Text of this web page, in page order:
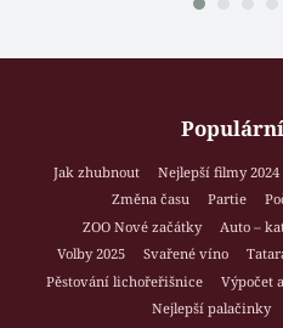
Jak zhubnout Nejlepší filmy 2024
Změna času
Partie
ZOO Nové začátky
Auto –
Volby 2025
Svařené víno
Pěstování lichořeřišnice
Výpočet
Nejlepší palačinky